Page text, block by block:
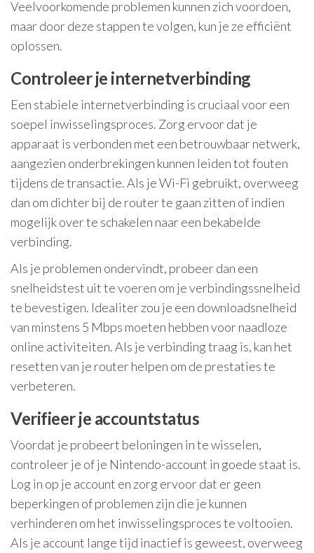
Veelvoorkomende problemen kunnen zich voordoen,
maar door deze stappen te volgen, kun je ze efficiënt
oplossen.
Controleer je internetverbinding
Een stabiele internetverbinding is cruciaal voor een
soepel inwisselingsproces. Zorg ervoor dat je
apparaat is verbonden met een betrouwbaar netwerk,
aangezien onderbrekingen kunnen leiden tot fouten
tijdens de transactie. Als je Wi-Fi gebruikt, overweeg
dan om dichter bij de router te gaan zitten of indien
mogelijk over te schakelen naar een bekabelde
verbinding.
Als je problemen ondervindt, probeer dan een
snelheidstest uit te voeren om je verbindingssnelheid
te bevestigen. Idealiter zou je een downloadsnelheid
van minstens 5 Mbps moeten hebben voor naadloze
online activiteiten. Als je verbinding traag is, kan het
resetten van je router helpen om de prestaties te
verbeteren.
Verifieer je accountstatus
Voordat je probeert beloningen in te wisselen,
controleer je of je Nintendo-account in goede staat is.
Log in op je account en zorg ervoor dat er geen
beperkingen of problemen zijn die je kunnen
verhinderen om het inwisselingsproces te voltooien.
Als je account lange tijd inactief is geweest, overweeg